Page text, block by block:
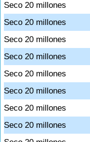
Seco 20 millones
Seco 20 millones
Seco 20 millones
Seco 20 millones
Seco 20 millones
Seco 20 millones
Seco 20 millones
Seco 20 millones